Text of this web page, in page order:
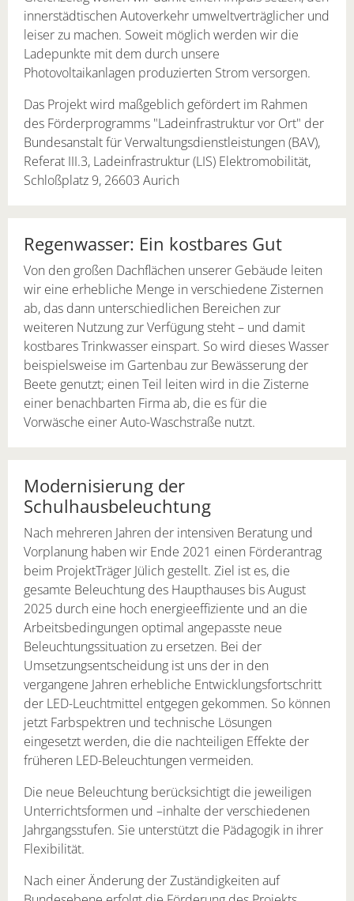
innerstädtischen Autoverkehr umweltverträglicher und
leiser zu machen. Soweit möglich werden wir die
Ladepunkte mit dem durch unsere
Photovoltaikanlagen produzierten Strom versorgen.
Das Projekt wird maßgeblich gefördert im Rahmen
des Förderprogramms "Ladeinfrastruktur vor Ort" der
Bundesanstalt für Verwaltungsdienstleistungen (BAV),
Referat III.3, Ladeinfrastruktur (LIS) Elektromobilität,
Schloßplatz 9, 26603 Aurich
Regenwasser: Ein kostbares Gut
Von den großen Dachflächen unserer Gebäude leiten
wir eine erhebliche Menge in verschiedene Zisternen
ab, das dann unterschiedlichen Bereichen zur
weiteren Nutzung zur Verfügung steht – und damit
kostbares Trinkwasser einspart. So wird dieses Wasser
beispielsweise im Gartenbau zur Bewässerung der
Beete genutzt; einen Teil leiten wird in die Zisterne
einer benachbarten Firma ab, die es für die
Vorwäsche einer Auto-Waschstraße nutzt.
Modernisierung der
Schulhausbeleuchtung
Nach mehreren Jahren der intensiven Beratung und
Vorplanung haben wir Ende 2021 einen Förderantrag
beim ProjektTräger Jülich gestellt. Ziel ist es, die
gesamte Beleuchtung des Haupthauses bis August
2025 durch eine hoch energieeffiziente und an die
Arbeitsbedingungen optimal angepasste neue
Beleuchtungssituation zu ersetzen. Bei der
Umsetzungsentscheidung ist uns der in den
vergangene Jahren erhebliche Entwicklungsfortschritt
der LED-Leuchtmittel entgegen gekommen. So können
jetzt Farbspektren und technische Lösungen
eingesetzt werden, die die nachteiligen Effekte der
früheren LED-Beleuchtungen vermeiden.
Die neue Beleuchtung berücksichtigt die jeweiligen
Unterrichtsformen und –inhalte der verschiedenen
Jahrgangsstufen. Sie unterstützt die Pädagogik in ihrer
Flexibilität.
Nach einer Änderung der Zuständigkeiten auf